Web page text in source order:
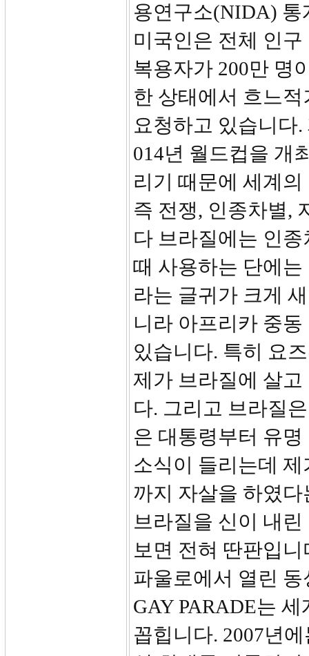
용연구소(NIDA) 통
미국인은 전체 인
복용자가 200만 명
한 상태에서 흐느
요청하고 있습니다
014년 월드컵을 개
리기 때문에 세계
즉 전쟁, 인종차별,
다 브라질에는 인
때 사용하는 단에는
라는 글귀가 크게
니라 아프리카 중
있습니다. 특히 요
제가 브라질에 살
다. 그리고 브라질
은 대통령부터 유
소식이 들리는데
까지 자살을 하였
브라질을 신이 내
보면 전혀 딴판입
파울로에서 열린
GAY PARADE는
꼽힙니다. 2007년